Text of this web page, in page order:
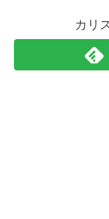
カリ